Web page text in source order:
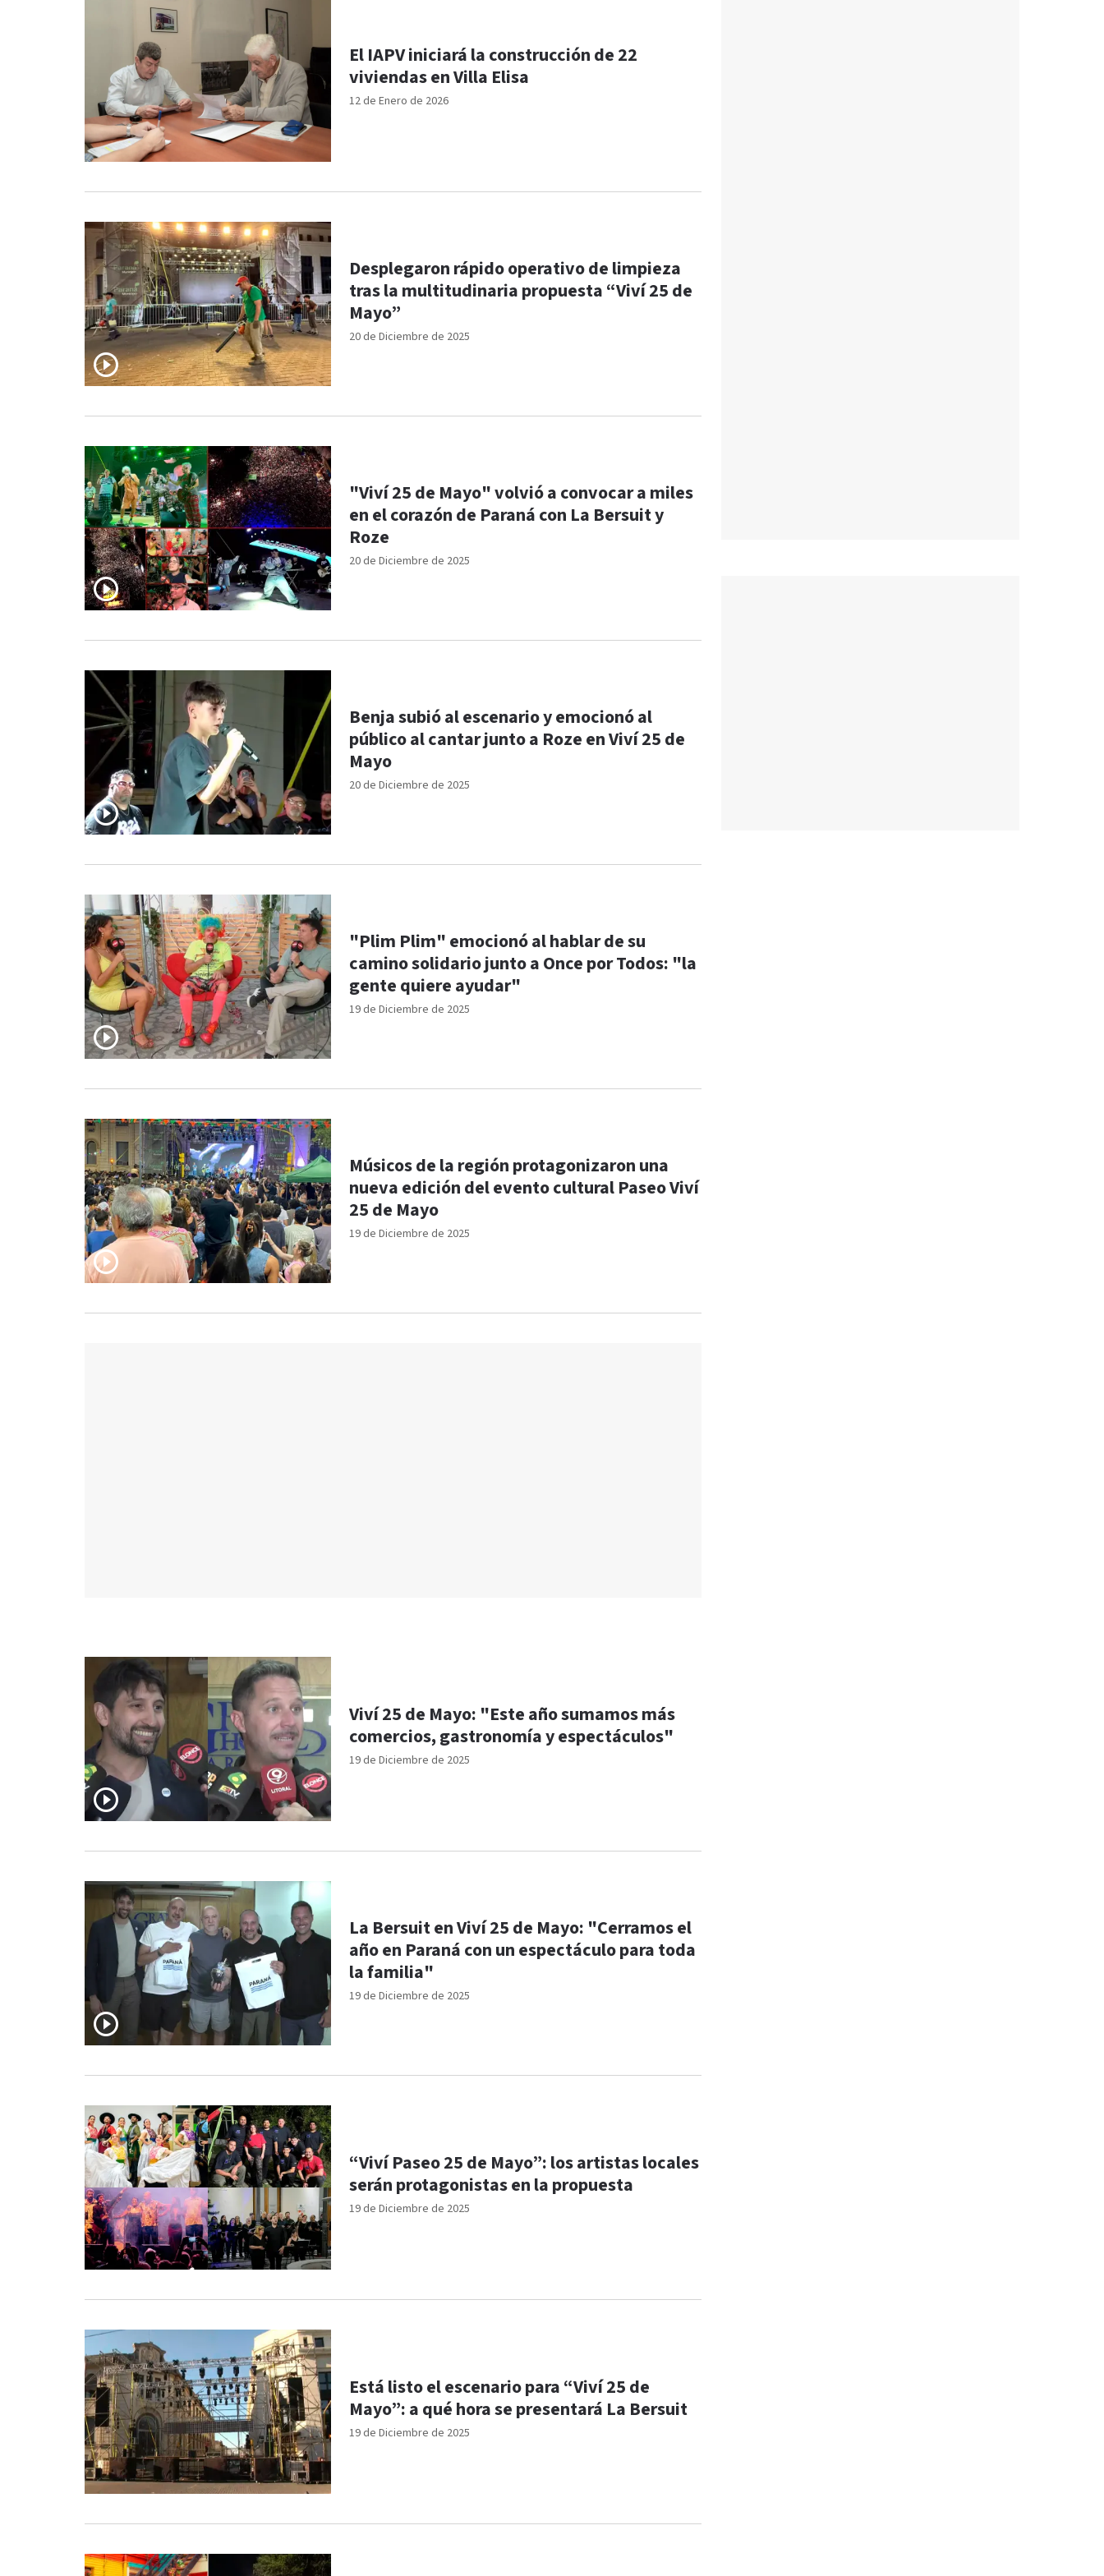
12 de Enero de 2026
El IAPV iniciará la construcción de 22
viviendas en Villa Elisa
20 de Diciembre de 2025
Desplegaron rápido operativo de limpieza
tras la multitudinaria propuesta “Viví 25 de
Mayo”
20 de Diciembre de 2025
"Viví 25 de Mayo" volvió a convocar a miles
en el corazón de Paraná con La Bersuit y
Roze
20 de Diciembre de 2025
Benja subió al escenario y emocionó al
público al cantar junto a Roze en Viví 25 de
Mayo
19 de Diciembre de 2025
"Plim Plim" emocionó al hablar de su
camino solidario junto a Once por Todos: "la
gente quiere ayudar"
19 de Diciembre de 2025
Músicos de la región protagonizaron una
nueva edición del evento cultural Paseo Viví
25 de Mayo
19 de Diciembre de 2025
Viví 25 de Mayo: "Este año sumamos más
comercios, gastronomía y espectáculos"
19 de Diciembre de 2025
La Bersuit en Viví 25 de Mayo: "Cerramos el
año en Paraná con un espectáculo para toda
la familia"
19 de Diciembre de 2025
“Viví Paseo 25 de Mayo”: los artistas locales
serán protagonistas en la propuesta
19 de Diciembre de 2025
Está listo el escenario para “Viví 25 de
Mayo”: a qué hora se presentará La Bersuit